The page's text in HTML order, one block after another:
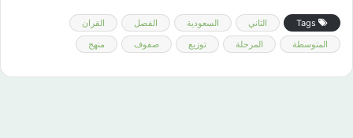
الثاني السعودية الفصل
القران
المتوسطة
المرحلة توزيع صفوف منهج